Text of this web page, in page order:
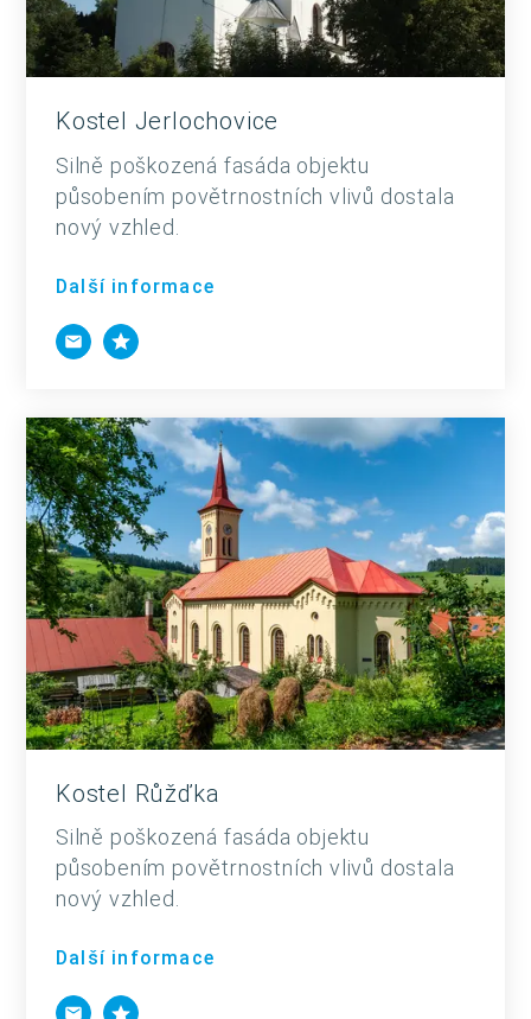
Kostel Jerlochovice
Silně poškozená fasáda objektu
působením povětrnostních vlivů dostala
nový vzhled.
Další informace
Kostel Růžďka
Silně poškozená fasáda objektu
působením povětrnostních vlivů dostala
nový vzhled.
Další informace